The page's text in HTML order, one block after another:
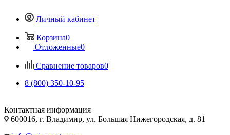
Личный кабинет
Корзина0
Отложенные0
Сравнение товаров0
8 (800) 350-10-95
Контактная информация
600016, г. Владимир, ул. Большая Нижегородская, д. 81